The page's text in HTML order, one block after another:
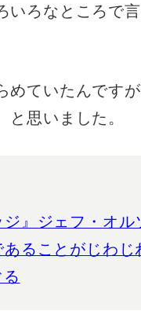
いろなところで
ていたんです
思いました。
ジ』ジェフ・オル
ることがじわじ